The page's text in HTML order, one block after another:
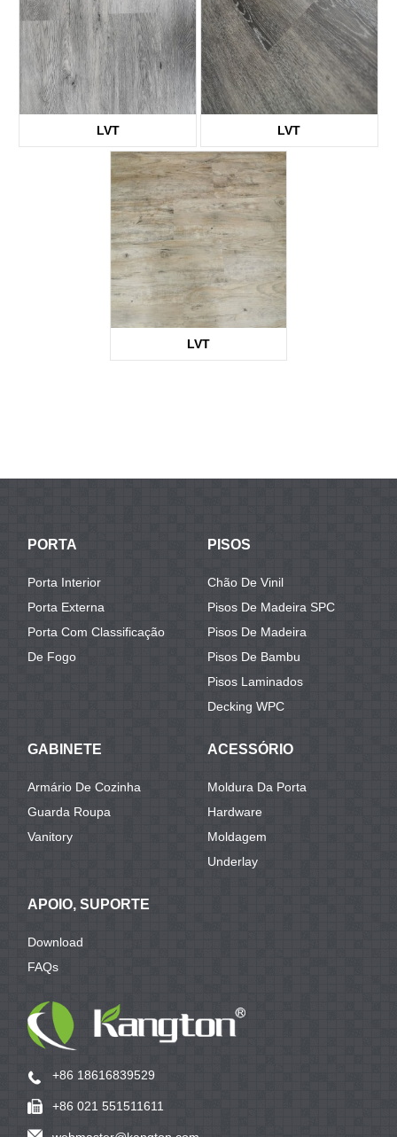
LVT
KTV1939
LVT
KTV2155
LVT
PORTA
Porta Interior
Porta Externa
Porta Com Classificação
De Fogo
PISOS
Chão De Vinil
Pisos De Madeira SPC
Pisos De Madeira
Pisos De Bambu
Pisos Laminados
Decking WPC
GABINETE
Armário De Cozinha
Guarda Roupa
Vanitory
ACESSÓRIO
Moldura Da Porta
Hardware
Moldagem
Underlay
APOIO, SUPORTE
Download
FAQs
+86 18616839529
+86 021 551511611